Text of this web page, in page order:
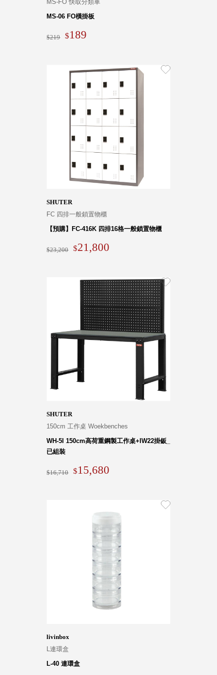
HB 桌
上文具
防潮箱
DT 靜
謐極致
的桌上
收納
SFC密
UC桌
邊收納
系列
SB鈕
DU-2S
架
Select 生活
選物
英國 W10
日本 BISQUE
台灣 SN°OVAE
斯洛維尼亞
台灣
CRISTALINAS
台灣 Lilla Fe
德國
RIZENHOFF
台灣 檜木居
Cypress House
瑞典 Vakinme
澳洲 Koala
Eco
MS-FO 快取分類車
MS-06 FO橫掛板
219 189
SHUTER
FC 四排一般鎖置物櫃
【預購】FC-416K 四排16格一般鎖置物櫃
23,200 21,800
SHUTER
150cm 工作桌 Woekbenches
WH-5I 150cm高荷重鋼製工作桌+IW22掛鈑_
已組裝
16,710 15,680
livinbox
L連環盒
L-40 連環盒